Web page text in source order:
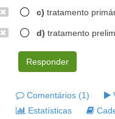
c) tratamento
d) tratamento
Responder
Comentários (1)
Estatísticas